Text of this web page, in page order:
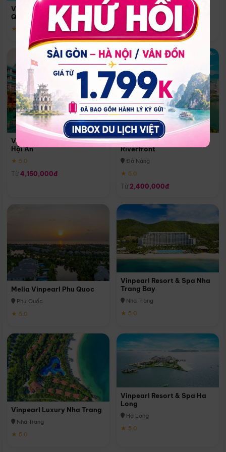
Vinpearl Resort & Spa Phu
Quoc
★ 5.0
Quoc
Phú Quốc
★ 5.0
Vinpearl Resort & Golf Nam
Hội An
★ 5.0
Từ 4,150,000đ
Melia Vinpearl Danang
Riverfront
Đà Nẵng
★ 5.0
Từ 2,400,000đ
Melia Vinpearl Phu Quoc
Phú Quốc
★ 5.0
Vinpearl Resort & Spa Nha
Trang Bay
Nha Trang
★ 5.0
Vinpearl Luxury Nha Trang
Nha Trang
★ 5.0
Vinpearl Resort & Spa Ha
Long
Hạ Long
★ 5.0